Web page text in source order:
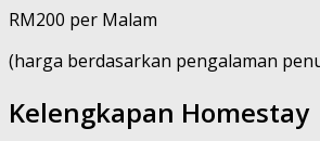
RM200 per Malam
(harga berdasarkan pengalaman
Kelengkapan Homestay